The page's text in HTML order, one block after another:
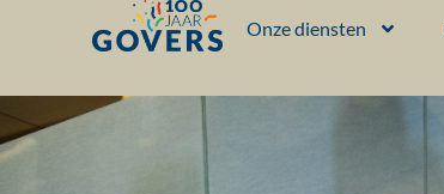
Onze diensten